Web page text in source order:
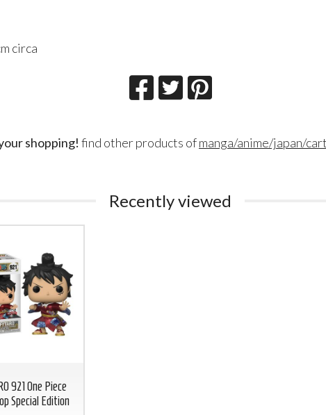
circa
shopping! find other products ofmanga/anime/japan/
Recently viewed
921 One Piece
Special Edition
€ 180,00